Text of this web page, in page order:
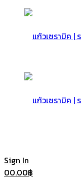
Sign In
00.00฿